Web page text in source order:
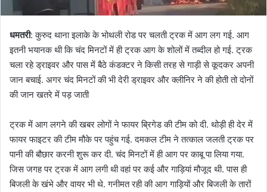
धमतरी: कुरुद थाना इलाके के भोथली रोड पर चलती ट्रक में आग लग गई. आग
इतनी भयानक थी कि चंद मिनटों में ही ट्रक आग के शोलों में तब्दील हो गई. ट्रक
चला रहे ड्राइवर और पास में बैठे कंडक्टर ने किसी तरह से गाड़ी से कूदकर अपनी
जान बचाई. अगर चंद मिनटों की भी देरी ड्राइवर और क्लीनिर ने की होती तो दोनों
की जान खतरे में पड़ जाती
ट्रक में आग लगने की खबर लोगों ने फायर ब्रिगेड की टीम को दी. थोड़ी ही देर में
फायर फाइटर की टीम मौके पर पहुंच गई. दमकल टीम ने तत्काल जलती ट्रक पर
पानी की बौछार करनी शुरू कर दी. चंद मिनटों में ही आग पर काबू पा लिया गया.
जिस जगह पर ट्रक में आग लगी थी वहां पर कई और गाड़ियां मौजूद थी. पास ही
बिजली के खंभे और वायर भी थे. गनीमत रही की आग गाड़ियों और बिजली के तारों